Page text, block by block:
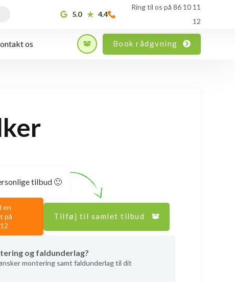
5.0 4.4
Ring til os på 86 10 11
12
os Book rådgvning
tilbud 🙂
en
på
Tilføj til samlet tilbud
og faldunderlag?
montering samt faldunderlag til dit